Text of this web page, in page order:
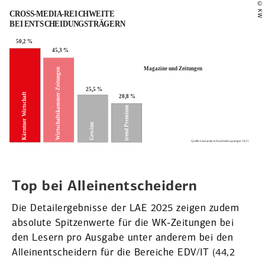
© KW
Top bei Allein­ent­scheidern
Die Detail­ergeb­nisse der LAE 2025 zeigen zudem
absolute Spitzen­werte für die WK-Zeitungen bei
den Lesern pro Ausgabe unter anderem bei den
Allein­ent­scheidern für die Bereiche EDV/IT (44,2